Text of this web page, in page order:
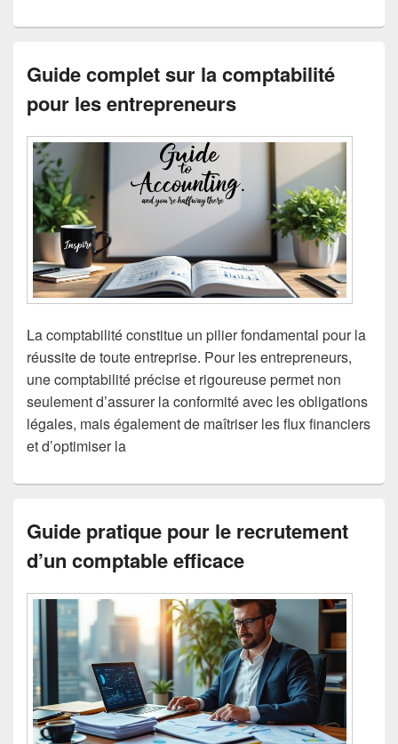
Guide complet sur la comptabilité
pour les entrepreneurs
La comptabilité constitue un pilier fondamental pour la
réussite de toute entreprise. Pour les entrepreneurs,
une comptabilité précise et rigoureuse permet non
seulement d’assurer la conformité avec les obligations
légales, mais également de maîtriser les flux financiers
et d’optimiser la
Guide pratique pour le recrutement
d’un comptable efficace